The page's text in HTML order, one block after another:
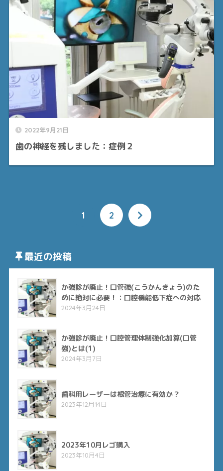
2022年9月21日
歯の神経を残しました：症例２
1 2
最近の投稿
か強診が廃止！口管強(こうかんきょう)のた
めに絶対に必要！：口腔機能低下症への対応
2024年3月24日
か強診が廃止！口腔管理体制強化加算(口管
強)とは(1)
2024年3月7日
歯科用レーザーは根管治療に有効か？
2023年12月14日
2023年10月レゴ購入
2023年10月4日